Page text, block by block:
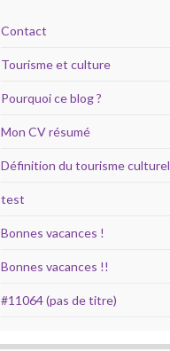
Contact
Tourisme et culture
Pourquoi ce blog ?
Mon CV résumé
Définition du tourisme culturel
test
Bonnes vacances !
Bonnes vacances !!
#11064 (pas de titre)